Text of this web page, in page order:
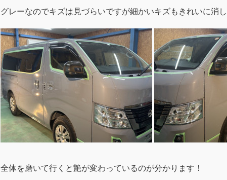
グレーなのでキズは見づらいですが細かいキズもきれいに消
全体を磨いて行くと艶が変わっているのが分かります！